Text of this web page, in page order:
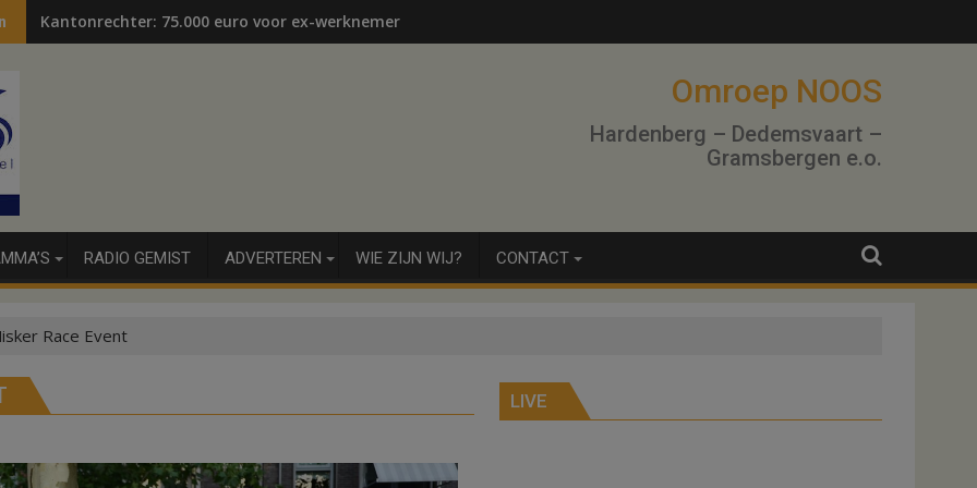
Kantonrechter: 75.000 euro voor ex-werknemers
Omroep NOOS
Hardenberg – Dedemsvaart –
Gramsbergen e.o.
RADIO GEMIST ADVERTEREN WIE ZIJN WIJ? CONTACT
Race Event
LIVE